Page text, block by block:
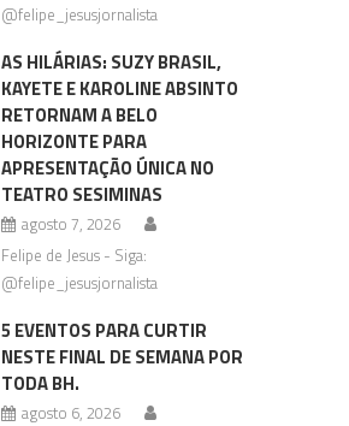
@felipe_jesusjornalista
AS HILÁRIAS: SUZY BRASIL,
KAYETE E KAROLINE ABSINTO
RETORNAM A BELO
HORIZONTE PARA
APRESENTAÇÃO ÚNICA NO
TEATRO SESIMINAS
agosto 7, 2026
Felipe de Jesus - Siga:
@felipe_jesusjornalista
5 EVENTOS PARA CURTIR
NESTE FINAL DE SEMANA POR
TODA BH.
agosto 6, 2026